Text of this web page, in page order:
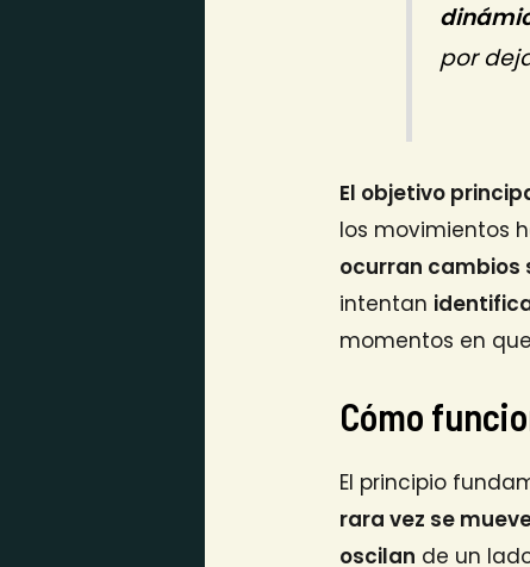
por
El objetivo
los movimientos
ocurran cambios
intentan
momentos en
Cómo
El principio
rara vez se
oscilan de un